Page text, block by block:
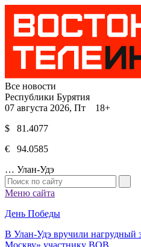
Все новости
Республики Бурятия
07 августа 2026, Пт 18+
$ 81.4077
€ 94.0585
… Улан-Удэ
Меню сайта
День Победы
В Улан-Удэ вручили нагрудный